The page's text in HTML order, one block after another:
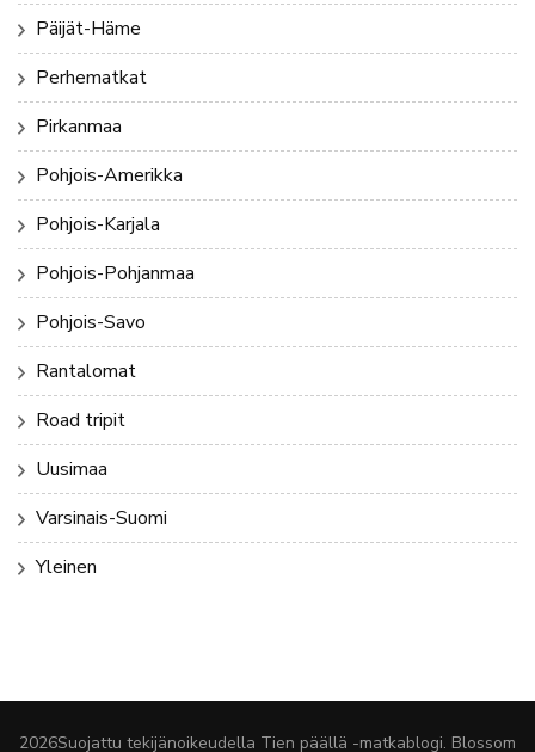
Päijät-Häme
Perhematkat
Pirkanmaa
Pohjois-Amerikka
Pohjois-Karjala
Pohjois-Pohjanmaa
Pohjois-Savo
Rantalomat
Road tripit
Uusimaa
Varsinais-Suomi
Yleinen
2026Suojattu tekijänoikeudella Tien päällä -matkablogi. Blossom